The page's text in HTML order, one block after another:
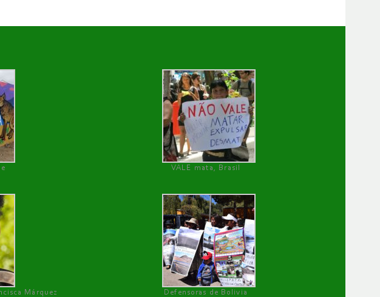
VALE mata, Brasil
Márquez Defensoras de Bolivia